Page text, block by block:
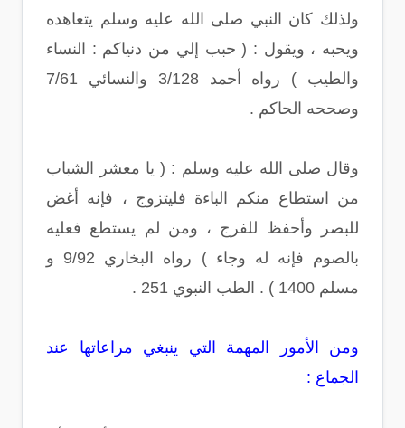
ولذلك كان النبي صلى الله عليه وسلم يتعاهده
ويحبه ، ويقول : ( حبب إلي من دنياكم : النساء
والطيب ) رواه أحمد 3/128 والنسائي 7/61
وصححه الحاكم .
وقال صلى الله عليه وسلم : ( يا معشر الشباب
من استطاع منكم الباءة فليتزوج ، فإنه أغض
للبصر وأحفظ للفرج ، ومن لم يستطع فعليه
بالصوم فإنه له وجاء ) رواه البخاري 9/92 و
مسلم 1400 ) . الطب النبوي 251 .
ومن الأمور المهمة التي ينبغي مراعاتها عند
الجماع :